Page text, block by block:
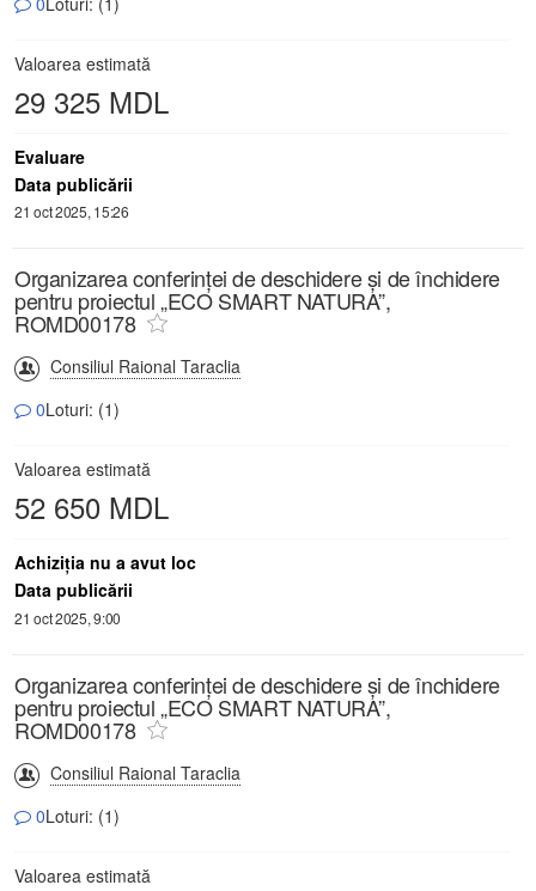
Valoarea estimată
29 325 MDL
Evaluare
Data publicării
21 oct 2025, 15:26
Organizarea conferinței de deschidere și de închidere
pentru proiectul „ECO SMART NATURA”,
ROMD00178
Consiliul Raional Taraclia
0Loturi: (1)
Valoarea estimată
52 650 MDL
Achiziţia nu a avut loc
Data publicării
21 oct 2025, 9:00
Organizarea conferinței de deschidere și de închidere
pentru proiectul „ECO SMART NATURA”,
ROMD00178
Consiliul Raional Taraclia
0Loturi: (1)
Valoarea estimată